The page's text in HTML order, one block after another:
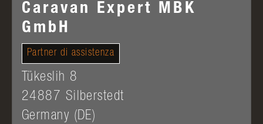
Caravan Expert MBK
GmbH
Partner di assistenza
Tükeslih 8
24887 Silberstedt
Germany (DE)